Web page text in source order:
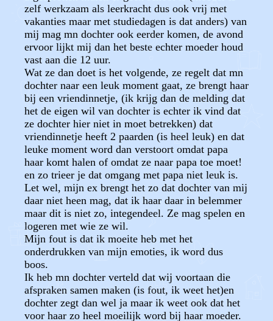
zelf werkzaam als leerkracht dus ook vrij met
vakanties maar met studiedagen is dat anders) van
mij mag mn dochter ook eerder komen, de avond
ervoor lijkt mij dan het beste echter moeder houd
vast aan die 12 uur.
Wat ze dan doet is het volgende, ze regelt dat mn
dochter naar een leuk moment gaat, ze brengt haar
bij een vriendinnetje, (ik krijg dan de melding dat
het de eigen wil van dochter is echter ik vind dat
ze dochter hier niet in moet betrekken) dat
vriendinnetje heeft 2 paarden (is heel leuk) en dat
leuke moment word dan verstoort omdat papa
haar komt halen of omdat ze naar papa toe moet!
en zo trieer je dat omgang met papa niet leuk is.
Let wel, mijn ex brengt het zo dat dochter van mij
daar niet heen mag, dat ik haar daar in belemmer
maar dit is niet zo, integendeel. Ze mag spelen en
logeren met wie ze wil.
Mijn fout is dat ik moeite heb met het
onderdrukken van mijn emoties, ik word dus
boos.
Ik heb mn dochter verteld dat wij voortaan die
afspraken samen maken (is fout, ik weet het)en
dochter zegt dan wel ja maar ik weet ook dat het
voor haar zo heel moeilijk word bij haar moeder.